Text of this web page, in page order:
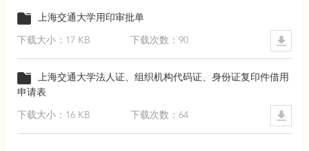
上海交通大学用印审批单
下载大小：17 KB 下载次数：90
上海交通大学法人证、组织机构代码证、身份证复印件借用
申请表
下载大小：16 KB 下载次数：64